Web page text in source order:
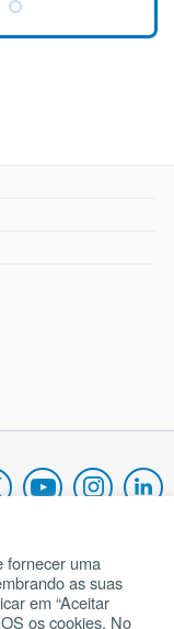
fornecer uma
as suas
em “Aceitar
os cookies. No